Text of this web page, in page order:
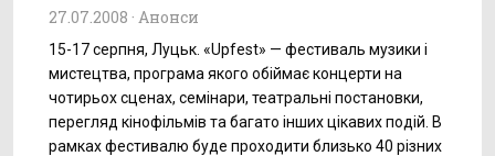
27.07.2008 · Анонси
15-17 серпня, Луцьк. «Upfest» — фестиваль музики і
мистецтва, програма якого обіймає концерти на
чотирьох сценах, семінари, театральні постановки,
перегляд кінофільмів та багато інших цікавих подій. В
рамках фестивалю буде проходити близько 40 різних